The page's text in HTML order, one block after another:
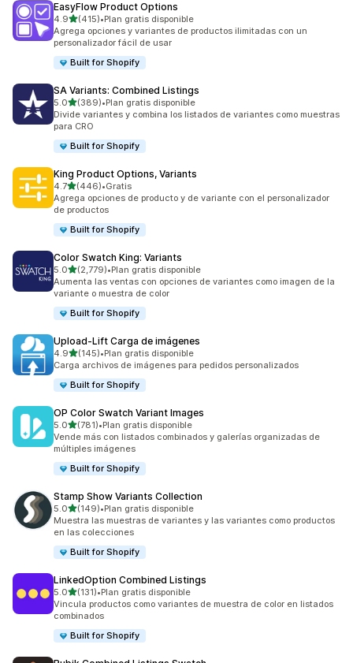
EasyFlow Product Options
4.9de 5 estrellas
(415)
415 reseñas en total
•Plan gratis disponible
Agrega opciones y variantes de productos ilimitadas con un
personalizador fácil de usar
Built for Shopify
SA Variants: Combined Listings
5.0de 5 estrellas
(389)
389 reseñas en total
•Plan gratis disponible
Divide variantes y combina los listados de variantes como muestras
para CRO
Built for Shopify
King Product Options, Variants
4.7de 5 estrellas
(446)
446 reseñas en total
•Gratis
Agrega opciones de producto y de variante con el personalizador
de productos
Built for Shopify
Color Swatch King: Variants
5.0de 5 estrellas
(2,779)
2779 reseñas en total
•Plan gratis disponible
Aumenta las ventas con opciones de variantes como imagen de la
variante o muestra de color
Built for Shopify
Upload‑Lift Carga de imágenes
4.9de 5 estrellas
(145)
145 reseñas en total
•Plan gratis disponible
Carga archivos de imágenes para pedidos personalizados
Built for Shopify
OP Color Swatch Variant Images
5.0de 5 estrellas
(781)
781 reseñas en total
•Plan gratis disponible
Vende más con listados combinados y galerías organizadas de
múltiples imágenes
Built for Shopify
Stamp Show Variants Collection
5.0de 5 estrellas
(149)
149 reseñas en total
•Plan gratis disponible
Muestra las muestras de variantes y las variantes como productos
en las colecciones
Built for Shopify
LinkedOption Combined Listings
5.0de 5 estrellas
(131)
131 reseñas en total
•Plan gratis disponible
Vincula productos como variantes de muestra de color en listados
combinados
Built for Shopify